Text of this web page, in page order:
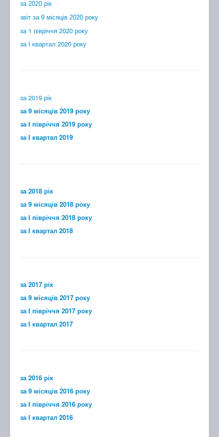
за 2020 рік
звіт за 9 місяців 2020 року
за 1 півріччя 2020 року
за I квартал 2020 року
за 2019 рік
за 9 місяців 2019 року
за I півріччя 2019 року
за I квартал 2019
за 2018 рік
за 9 місяців 2018 року
за I півріччя 2018 року
за I квартал 2018
за 2017 рік
за 9 місяців 2017 року
за I півріччя 2017 року
за I квартал 2017
за 2016 рік
за 9 місяців 2016 року
за I півріччя 2016 року
за I квартал 2016